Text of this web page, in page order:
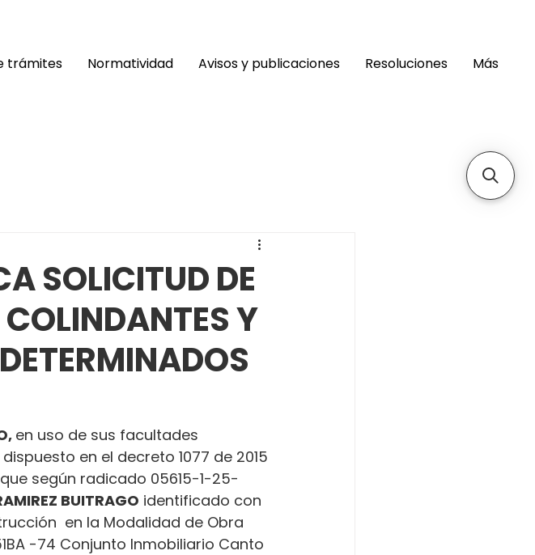
trámites Normatividad Avisos y publicaciones Resoluciones Más
SOLICITUD DE
Y
en uso de sus facultades
en el decreto 1077 de 2015
según radicado 05615-1-25-
BUITRAGO identificado con
en la Modalidad de Obra
-74 Conjunto Inmobiliario Canto